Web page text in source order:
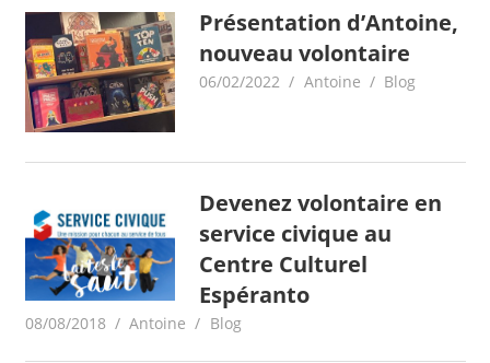
Présentation d’Antoine,
nouveau volontaire
06/02/2022 Antoine Blog
Devenez volontaire en
service civique au
Centre Culturel
Espéranto
08/08/2018 Antoine Blog